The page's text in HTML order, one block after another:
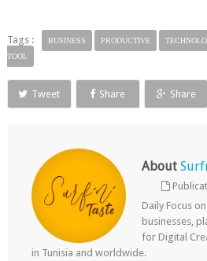
Tags : BUSINESS PRODUCTIVE
TOOL
Tweet Share Share
About
Daily Focus
businesses,
for Digital
in Tunisia and worldwide.